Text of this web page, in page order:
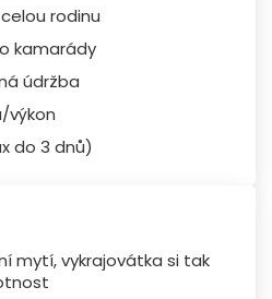
rodinu
kamarády
údržba
výkon
do 3 dnů)
mytí, vykrajovátka si tak